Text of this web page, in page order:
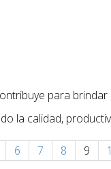
para brindar
la calidad,
6 7 8 9